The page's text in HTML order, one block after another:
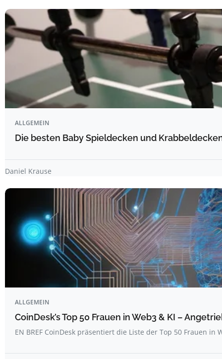
ALLGEMEIN
Die besten Baby Spieldecken und
Daniel Krause
ALLGEMEIN
CoinDesk’s Top 50 Frauen in Web3 & KI –
EN BREF CoinDesk präsentiert die Liste der Top 50 Frauen in